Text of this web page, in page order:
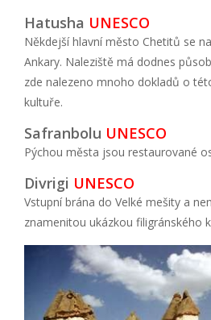
Hatusha UNESCO
Někdejší hlavní město Chetitů se
Ankary. Naleziště má dodnes
zde nalezeno mnoho dokladů o
kultuře.
Safranbolu UNESCO
Pýchou města jsou restaurované
Divrigi UNESCO
Vstupní brána do Velké mešity a
znamenitou ukázkou filigránského